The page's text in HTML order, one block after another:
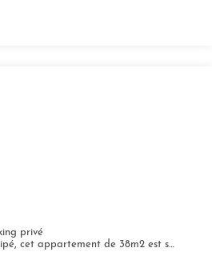
privé
de 38m2 est situé au 4eme et...